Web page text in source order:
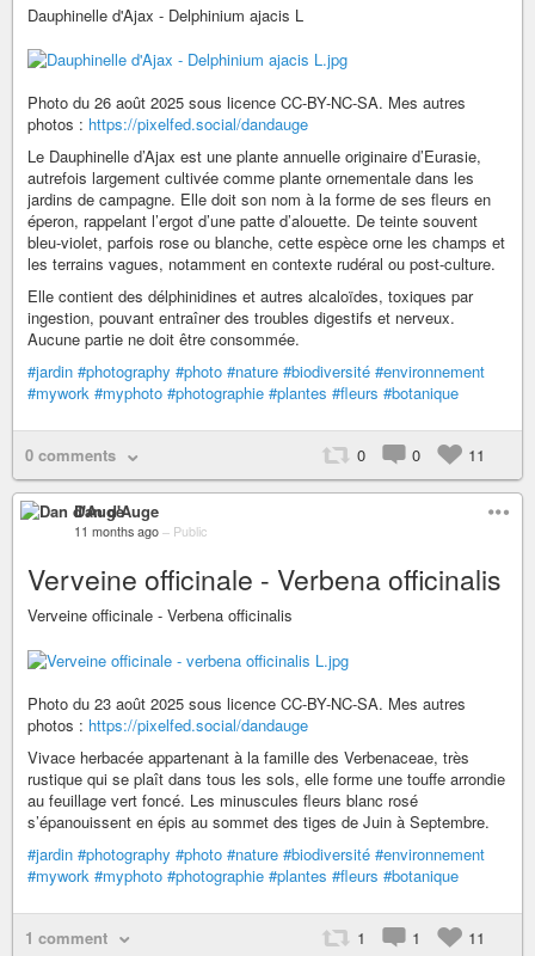
Dauphinelle d'Ajax - Delphinium ajacis L
Photo du 26 août 2025 sous licence CC-BY-NC-SA. Mes autres
photos : https://pixelfed.social/dandauge
Le Dauphinelle d’Ajax est une plante annuelle originaire d’Eurasie,
autrefois largement cultivée comme plante ornementale dans les
jardins de campagne. Elle doit son nom à la forme de ses fleurs en
éperon, rappelant l’ergot d’une patte d’alouette. De teinte souvent
bleu-violet, parfois rose ou blanche, cette espèce orne les champs et
les terrains vagues, notamment en contexte rudéral ou post-culture.
Elle contient des délphinidines et autres alcaloïdes, toxiques par
ingestion, pouvant entraîner des troubles digestifs et nerveux.
Aucune partie ne doit être consommée.
#jardin #photography #photo #nature #biodiversité #environnement
#mywork #myphoto #photographie #plantes #fleurs #botanique
0 comments 0 0 11
Dan d'Auge
11 months ago – Public
Verveine officinale - Verbena officinalis
Verveine officinale - Verbena officinalis
Photo du 23 août 2025 sous licence CC-BY-NC-SA. Mes autres
photos : https://pixelfed.social/dandauge
Vivace herbacée appartenant à la famille des Verbenaceae, très
rustique qui se plaît dans tous les sols, elle forme une touffe arrondie
au feuillage vert foncé. Les minuscules fleurs blanc rosé
s’épanouissent en épis au sommet des tiges de Juin à Septembre.
#jardin #photography #photo #nature #biodiversité #environnement
#mywork #myphoto #photographie #plantes #fleurs #botanique
1 comment 1 1 11